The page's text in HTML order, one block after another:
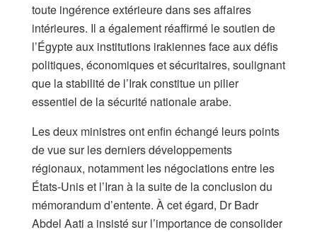
toute ingérence extérieure dans ses affaires
intérieures. Il a également réaffirmé le soutien de
l’Égypte aux institutions irakiennes face aux défis
politiques, économiques et sécuritaires, soulignant
que la stabilité de l’Irak constitue un pilier
essentiel de la sécurité nationale arabe.
Les deux ministres ont enfin échangé leurs points
de vue sur les derniers développements
régionaux, notamment les négociations entre les
États-Unis et l’Iran à la suite de la conclusion du
mémorandum d’entente. À cet égard, Dr Badr
Abdel Aati a insisté sur l’importance de consolider